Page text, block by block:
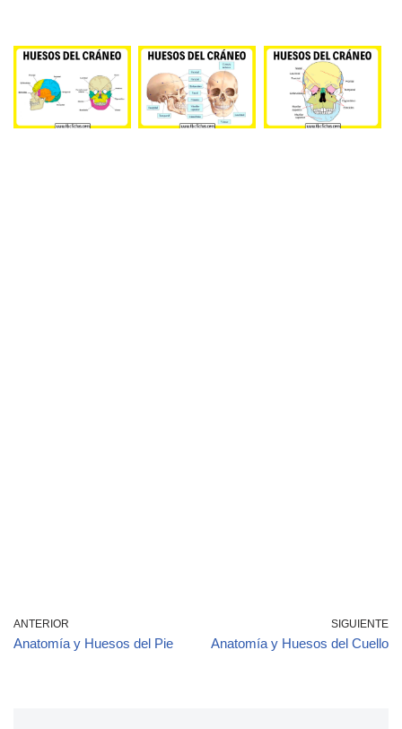
ANTERIOR
Anatomía y Huesos del Pie
SIGUIENTE
Anatomía y Huesos del Cuello